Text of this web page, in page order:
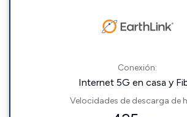
Conexión:
Internet 5G en casa y
Velocidades de descarga de